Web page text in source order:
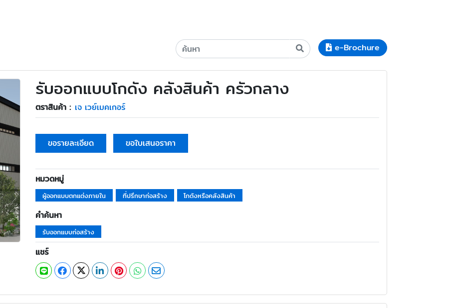
e-Brochure
รับออกแบบโกดัง คลังสินค้า ครัวกลาง
ตราสินค้า : เจ เวย์เมคเกอร์
ขอรายละเอียด ขอใบเสนอราคา
หมวดหมู่
ผู้ออกแบบตกแต่งภายใน ที่ปรึกษาก่อสร้าง โกดังหรือคลังสินค้า
คำค้นหา
รับออกแบบก่อสร้าง
แชร์